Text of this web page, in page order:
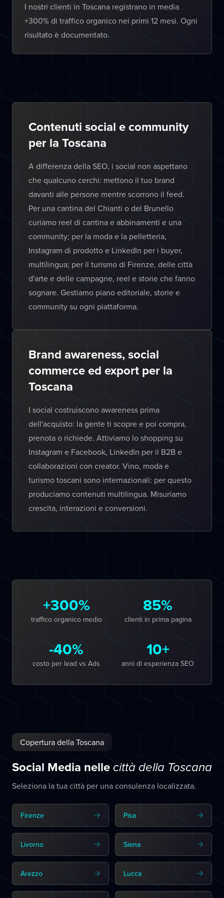
I nostri clienti in Toscana registrano in media
+300% di traffico organico nei primi 12 mesi. Ogni
risultato è documentato.
Contenuti social e community
per la Toscana
A differenza della SEO, i social non aspettano
che qualcuno cerchi: mettono il tuo brand
davanti alle persone mentre scorrono il feed.
Per una cantina del Chianti o del Brunello
curiamo reel di cantina e abbinamenti e una
community; per la moda e la pelletteria,
Instagram di prodotto e LinkedIn per i buyer,
multilingua; per il turismo di Firenze, delle città
d'arte e delle campagne, reel e storie che fanno
sognare. Gestiamo piano editoriale, storie e
community su ogni piattaforma.
Brand awareness, social
commerce ed export per la
Toscana
I social costruiscono awareness prima
dell'acquisto: la gente ti scopre e poi compra,
prenota o richiede. Attiviamo lo shopping su
Instagram e Facebook, LinkedIn per il B2B e
collaborazioni con creator. Vino, moda e
turismo toscani sono internazionali: per questo
produciamo contenuti multilingua. Misuriamo
crescita, interazioni e conversioni.
+300%
traffico organico medio
85%
clienti in prima pagina
-40%
costo per lead vs Ads
10+
anni di esperienza SEO
Copertura della Toscana
Social Media nelle città della Toscana
Seleziona la tua città per una consulenza localizzata.
Firenze Pisa
Livorno Siena
Arezzo Lucca